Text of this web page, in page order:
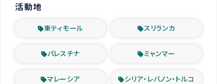
活動地
東ティモール スリランカ
パレスチナ ミャンマー
マレーシア シリア・レバノン・トルコ